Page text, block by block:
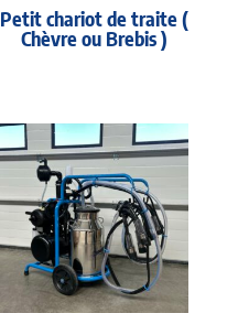
Petit chariot de traite (
Chèvre ou Brebis )